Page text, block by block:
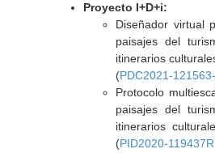
Proyecto I+D+i:
Diseñador virtual
paisajes del
itinerarios
(PDC2021-
Protocolo
paisajes del
itinerarios
(PID2020-